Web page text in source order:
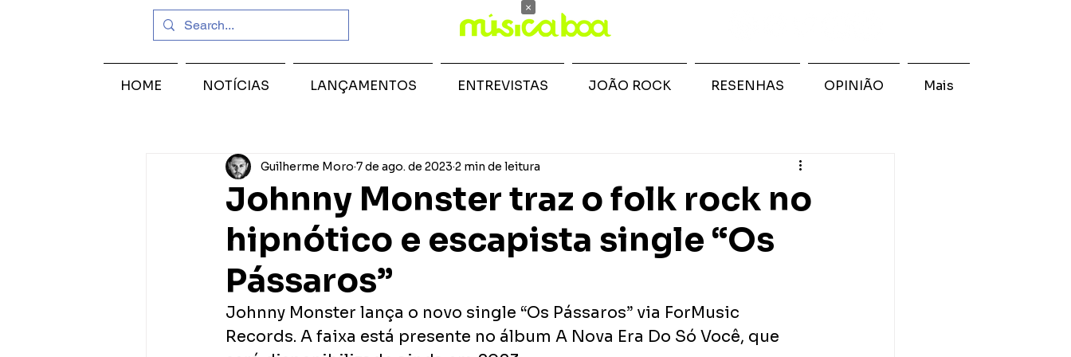
Johnny Monster traz o folk rock no
hipnótico e escapista single “Os
Pássaros”
Guilherme Moro 7 de ago. de 2023 2 min de leitura
Johnny Monster lança o novo single “Os Pássaros” via ForMusic
Records. A faixa está presente no álbum A Nova Era Do Só Você, que
HOME NOTÍCIAS LANÇAMENTOS ENTREVISTAS JOÃO ROCK RESENHAS OPINIÃO Mais
×